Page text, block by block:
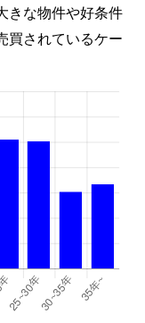
きな物件や好条件
買されているケー